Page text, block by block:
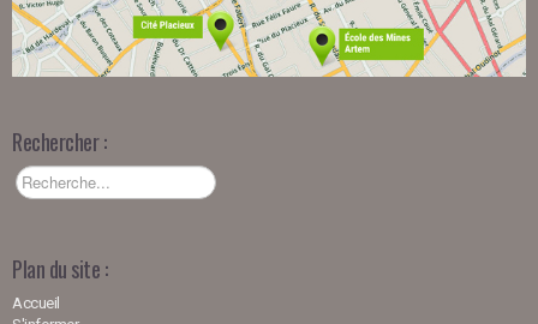
Rechercher :
Plan du site :
Accueil